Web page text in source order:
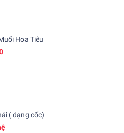
Hoa Tiêu
( dạng cốc)